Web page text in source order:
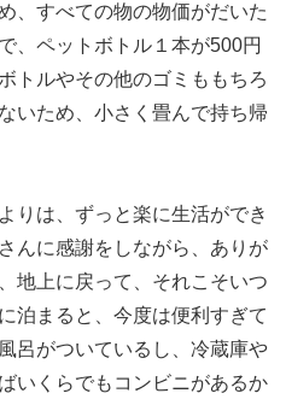
、すべての物の物価がだいた
、ペットボトル１本が500円
トルやその他のゴミももちろ
いため、小さく畳んで持ち帰
りは、ずっと楽に生活ができ
んに感謝をしながら、ありが
地上に戻って、それこそいつ
泊まると、今度は便利すぎて
呂がついているし、冷蔵庫や
いくらでもコンビニがあるか